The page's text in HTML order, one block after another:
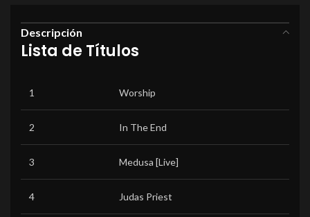
Descripción
Lista de Títulos
1 Worship
2 In The End
3 Medusa [Live]
4 Judas Priest